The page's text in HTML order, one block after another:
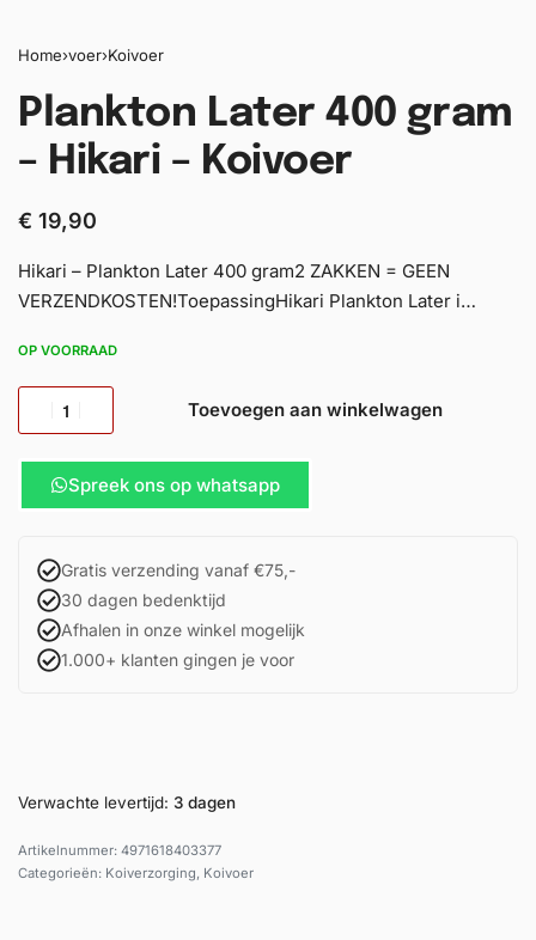
Home›voer›Koivoer
Plankton Later 400 gram
– Hikari – Koivoer
€ 19,90
Hikari – Plankton Later 400 gram2 ZAKKEN = GEEN
VERZENDKOSTEN!ToepassingHikari Plankton Later i…
OP VOORRAAD
Toevoegen aan winkelwagen
Spreek ons op whatsapp
Gratis verzending vanaf €75,-
30 dagen bedenktijd
Afhalen in onze winkel mogelijk
1.000+ klanten gingen je voor
Verwachte levertijd: 3 dagen
4971618403377
Categorieën: Koiverzorging, Koivoer